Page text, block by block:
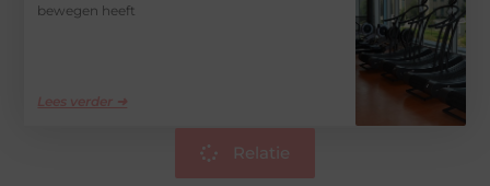
bewegen heeft
Lees verder ➜
Relatie